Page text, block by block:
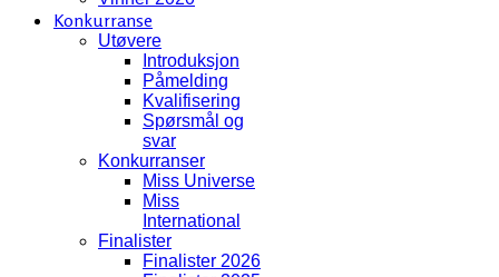
Konkurranse
Utøvere
Introduksjon
Påmelding
Kvalifisering
Spørsmål og
svar
Konkurranser
Miss Universe
Miss
International
Finalister
Finalister 2026